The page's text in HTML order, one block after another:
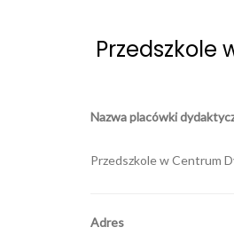
Nazwa placówki
Przedszkole w Centrum
Adres